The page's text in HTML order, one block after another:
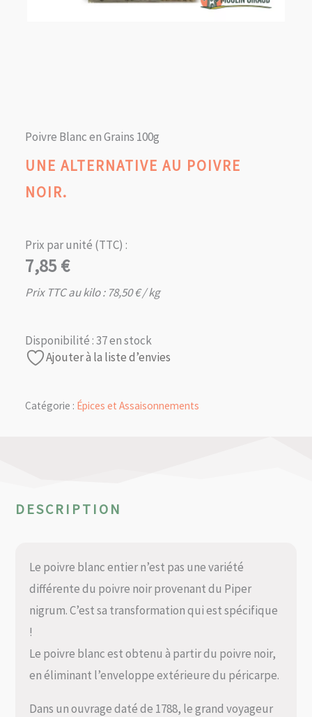
Poivre Blanc en Grains 100g
UNE ALTERNATIVE AU POIVRE
NOIR.
Prix par unité (TTC) :
7,85€
Prix TTC au kilo : 78,50€/ kg
Disponibilité :37 en stock
Ajouter à la liste d’envies
Catégorie : Épices et Assaisonnements
DESCRIPTION
Le poivre blanc entier n’est pas une variété
différente du poivre noir provenant du Piper
nigrum. C’est sa transformation qui est spécifique
!
Le poivre blanc est obtenu à partir du poivre noir,
en éliminant l’enveloppe extérieure du péricarpe.
Dans un ouvrage daté de 1788, le grand voyageur